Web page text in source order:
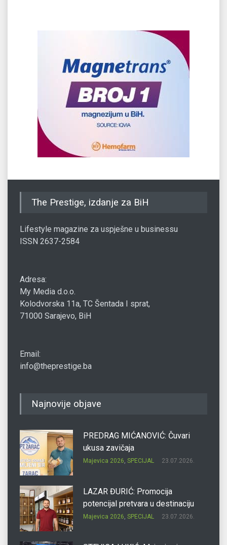
The Prestige, izdanje za BiH
Lifestyle magazine za uspješne u businessu
ISSN 2637-2584
Adresa:
My Media d.o.o.
Kolodvorska 11a, TC Šentada I sprat,
71000 Sarajevo, BiH
Email:
info@theprestige.ba
Najnovije objave
PREDRAG MIĆANOVIĆ: Čuvari
ukusa zavičaja
Majevica 2026, SPECIJAL 23.07.2026.
LAZAR ĐURIĆ: Promocija
potencijal pretvara u destinaciju
Majevica 2026, SPECIJAL 23.07.2026.